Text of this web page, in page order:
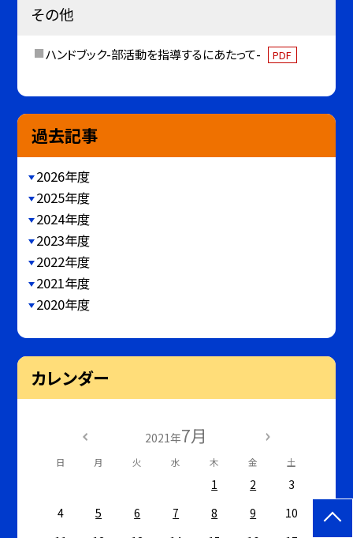
その他
ハンドブック-部活動を指導するにあたって- PDF
過去記事
2026年度
2025年度
2024年度
2023年度
2022年度
2021年度
2020年度
カレンダー
2021年7月
日 月 火 水 木 金 土
1 2
3
4
5 6 7 8 9
10